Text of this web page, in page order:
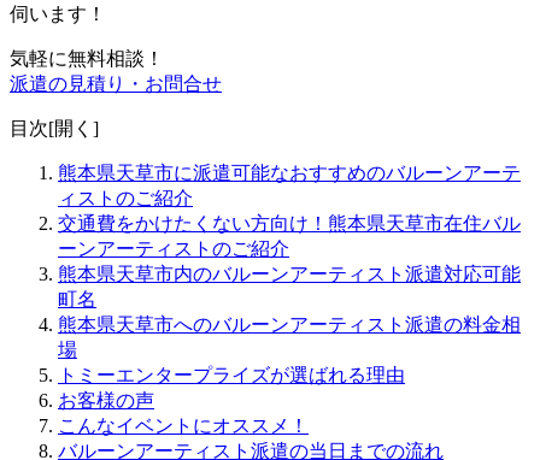
伺います！
気軽に無料相談！
派遣の見積り・お問合せ
目次[開く ]
熊本県天草市に派遣可能なおすすめのバルーンアーテ
ィストのご紹介
交通費をかけたくない方向け！熊本県天草市在住バル
ーンアーティストのご紹介
熊本県天草市内のバルーンアーティスト派遣対応可能
町名
熊本県天草市へのバルーンアーティスト派遣の料金相
場
トミーエンタープライズが選ばれる理由
お客様の声
こんなイベントにオススメ！
バルーンアーティスト派遣の当日までの流れ